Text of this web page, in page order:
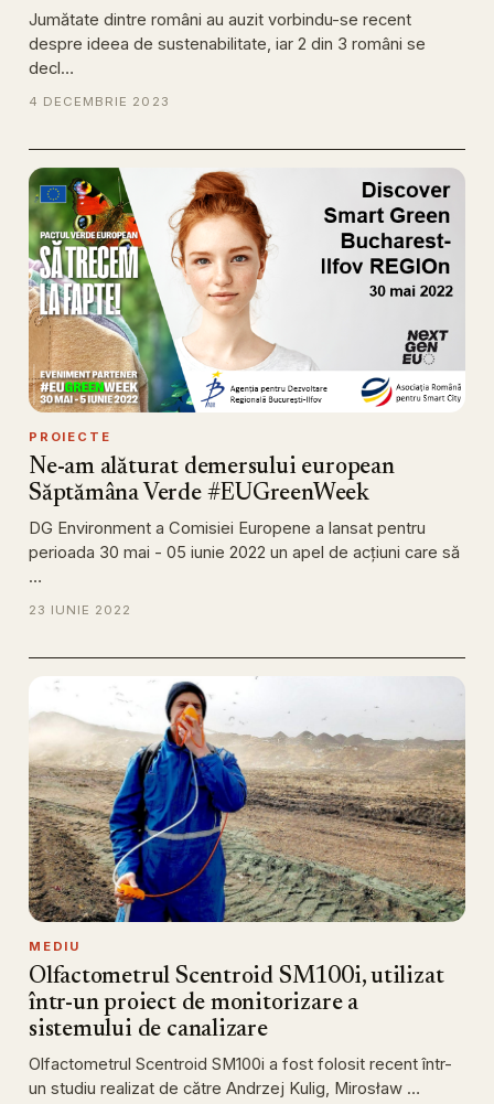
Jumătate dintre români au auzit vorbindu-se recent
despre ideea de sustenabilitate, iar 2 din 3 români se
decl…
4 DECEMBRIE 2023
PROIECTE
Ne-am alăturat demersului european
Săptămâna Verde #EUGreenWeek
DG Environment a Comisiei Europene a lansat pentru
perioada 30 mai - 05 iunie 2022 un apel de acţiuni care să
…
23 IUNIE 2022
MEDIU
Olfactometrul Scentroid SM100i, utilizat
într-un proiect de monitorizare a
sistemului de canalizare
Olfactometrul Scentroid SM100i a fost folosit recent într-
un studiu realizat de către Andrzej Kulig, Mirosław …